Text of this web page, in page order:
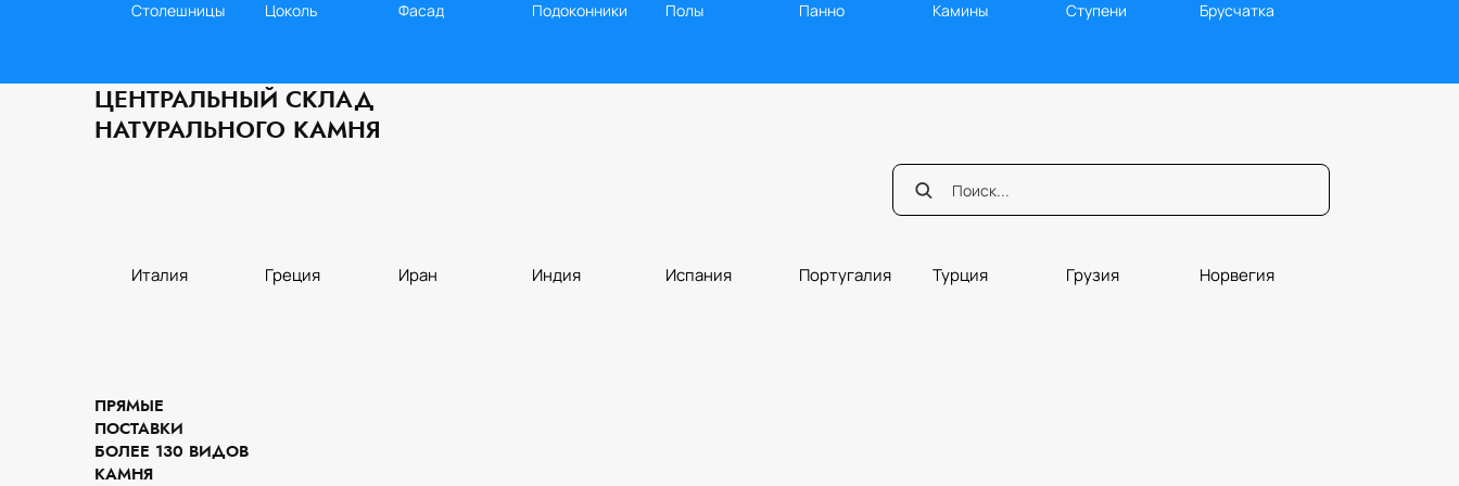
Столешницы Цоколь Фасад Подоконники Полы Панно Камины Ступени Брусчатка
ЦЕНТРАЛЬНЫЙ СКЛАД
НАТУРАЛЬНОГО КАМНЯ
Италия Греция Иран Индия Испания Португалия Турция Грузия Норвегия
ПРЯМЫЕ
ПОСТАВКИ
БОЛЕЕ 130 ВИДОВ
КАМНЯ